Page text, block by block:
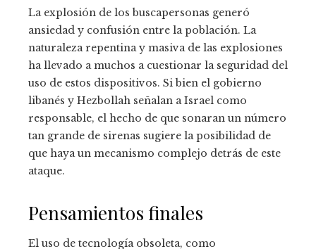
La explosión de los buscapersonas generó
ansiedad y confusión entre la población. La
naturaleza repentina y masiva de las explosiones
ha llevado a muchos a cuestionar la seguridad del
uso de estos dispositivos. Si bien el gobierno
libanés y Hezbollah señalan a Israel como
responsable, el hecho de que sonaran un número
tan grande de sirenas sugiere la posibilidad de
que haya un mecanismo complejo detrás de este
ataque.
Pensamientos finales
El uso de tecnología obsoleta, como